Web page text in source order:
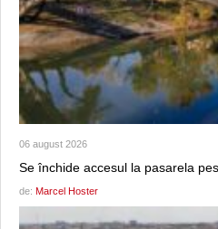
06 august 2026
Se închide accesul la pasarela
de: Marcel Hoster